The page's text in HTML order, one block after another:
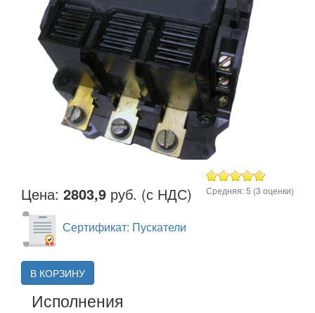
Цена: 2803,9 руб. (с НДС)
Сертификат: Пускатели
В КОРЗИНУ
Средняя:5 (3 оценки)
Исполнения